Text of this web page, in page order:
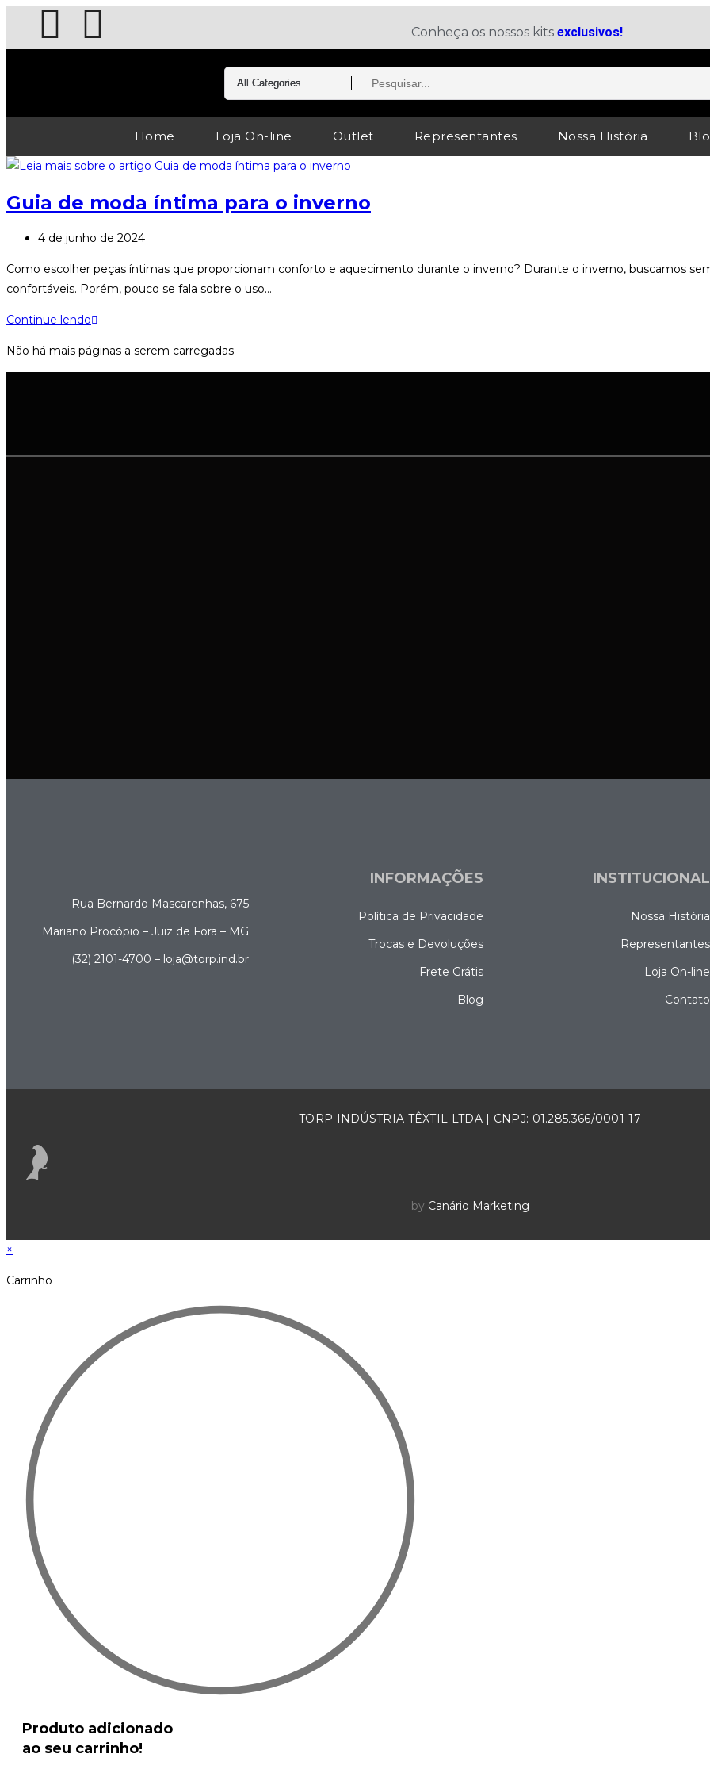
Conheça os nossos kitsexclusivos!
Home Loja On-line Outlet Representantes Nossa História
Guia de moda íntima para o inverno
4 de junho de 2024
Como escolher peças íntimas que proporcionam conforto e aquecimento durante o inverno? Durante o inverno, buscamos
confortáveis. Porém, pouco se fala sobre o uso…
Continue lendo
Não há mais páginas a serem carregadas
Rua Bernardo Mascarenhas, 675
Mariano Procópio – Juiz de Fora – MG
(32) 2101-4700 – loja@torp.ind.br
INFORMAÇÕES
Política de Privacidade
Trocas e Devoluções
Frete Grátis
Blog
INSTITUCIONAL
Nossa História
Representantes
Loja On-line
Contato
TORP INDÚSTRIA TÊXTIL LTDA | CNPJ: 01.285.366/0001-17
by Canário Marketing
×
Carrinho
Produto adicionado
ao seu carrinho!